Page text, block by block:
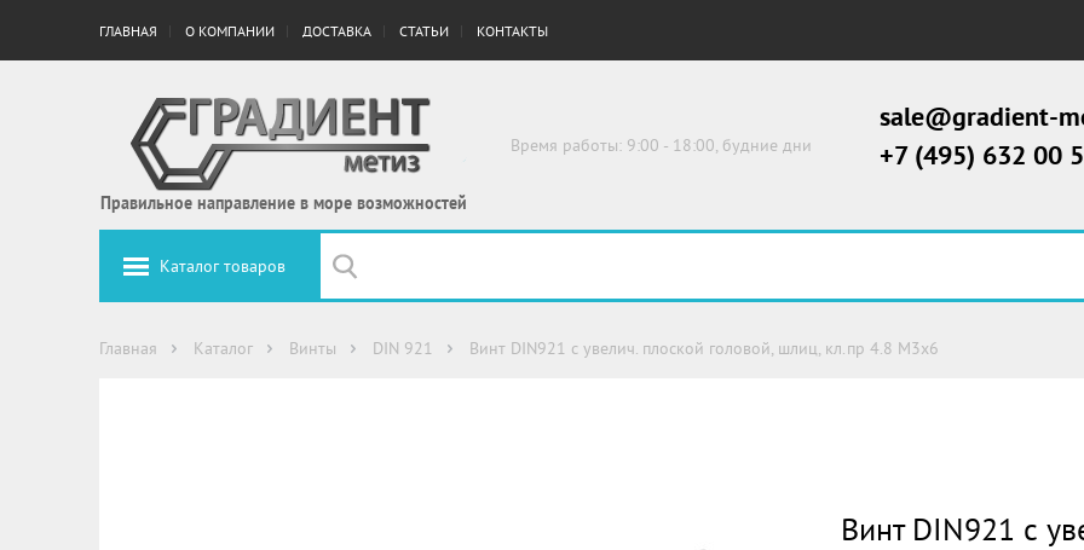
ГЛАВНАЯ О КОМПАНИИ ДОСТАВКА СТАТЬИ КОНТАКТЫ
Правильное направление в море возможностей
Время работы: 9:00 - 18:00, будние дни
sale@gradient-
+7 (495) 632 00
Каталог товаров
Главная Каталог Винты DIN 921 Винт DIN921 с увелич. плоской головой, шлиц, кл.пр 4.8 М3х6
Винт DIN921 с